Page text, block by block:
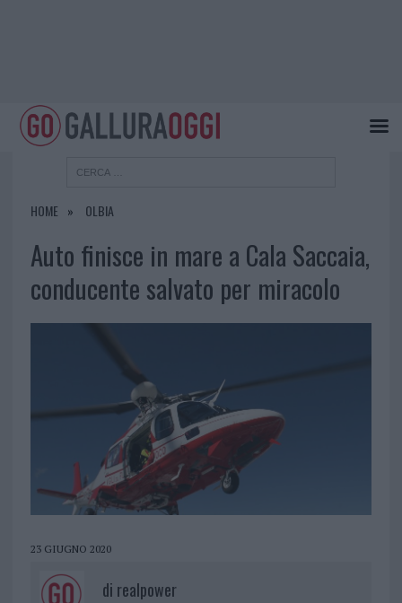
HOME OLBIA
Auto finisce in mare a Cala Saccaia,
conducente salvato per miracolo
23 GIUGNO 2020
di realpower